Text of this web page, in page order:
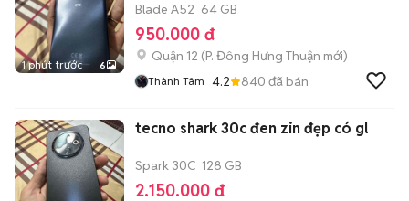
1 phút trước 6
Blade A52 64 GB
950.000 đ
Quận 12 (P. Đông Hưng Thuận mới)
Thành Tâm 4.2 840 đã bán
tecno shark 30c đen zin đẹp có gl
Spark 30C 128 GB
2.150.000 đ